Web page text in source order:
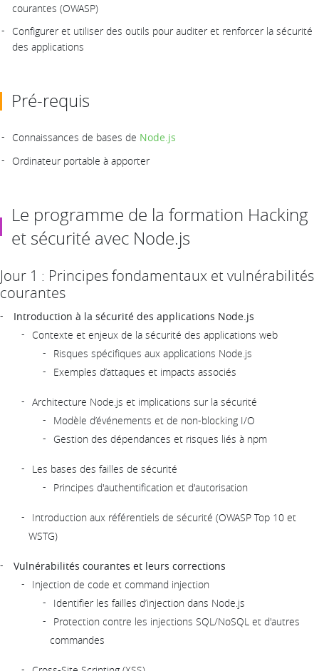
courantes (OWASP)
Configurer et utiliser des outils pour auditer et renforcer la sécurité
des applications
Pré-requis
Connaissances de bases de Node.js
Ordinateur portable à apporter
Le programme de la formation Hacking
et sécurité avec Node.js
Jour 1 : Principes fondamentaux et vulnérabilités
courantes
Introduction à la sécurité des applications Node.js
Contexte et enjeux de la sécurité des applications web
Risques spécifiques aux applications Node.js
Exemples d’attaques et impacts associés
Architecture Node.js et implications sur la sécurité
Modèle d’événements et de non-blocking I/O
Gestion des dépendances et risques liés à npm
Les bases des failles de sécurité
Principes d'authentification et d'autorisation
Introduction aux référentiels de sécurité (OWASP Top 10 et
WSTG)
Vulnérabilités courantes et leurs corrections
Injection de code et command injection
Identifier les failles d’injection dans Node.js
Protection contre les injections SQL/NoSQL et d'autres
commandes